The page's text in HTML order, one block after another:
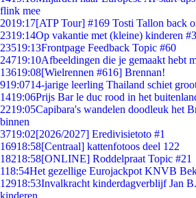
flink mee
2019:17[ATP Tour] #169 Tosti Tallon back
2319:14Op vakantie met (kleine) kinderen
23519:13Frontpage Feedback Topic #60
24719:10Afbeeldingen die je gemaakt hebt
13619:08[Wielrennen #616] Brennan!
919:0714-jarige leerling Thailand schiet
1419:06Prijs Bar le duc rood in het
2219:05Capibara's wandelen doodleuk het
binnen
3719:02[2026/2027] Eredivisietoto #1
16918:58[Centraal] kattenfotoos deel 122
18218:58[ONLINE] Roddelpraat Topic #21
118:54Het gezellige Eurojackpot KNVB
12918:53Invalkracht kinderdagverblijf Jan
kinderen